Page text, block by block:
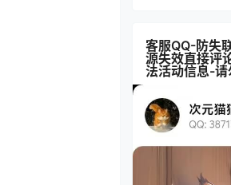
客服QQ-防失
源失效直接评
法活动信息-请